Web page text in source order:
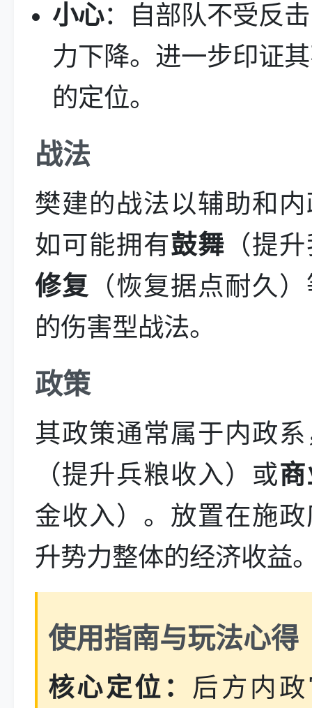
小心：自部队不受反
力下降。进一步印证
的定位。
战法
樊建的战法以辅助和
如可能拥有鼓舞 （提
修复 （恢复据点耐久
的伤害型战法。
政策
其政策通常属于内政
（提升兵粮收入）或
金收入）。放置在施
升势力整体的经济收益
使用指南与玩法心得
核心定位： 后方内